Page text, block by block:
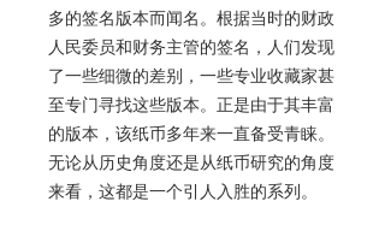
多的签名版本而闻名。根据当时的财政
人民委员和财务主管的签名，人们发现
了一些细微的差别，一些专业收藏家甚
至专门寻找这些版本。正是由于其丰富
的版本，该纸币多年来一直备受青睐。
无论从历史角度还是从纸币研究的角度
来看，这都是一个引人入胜的系列。